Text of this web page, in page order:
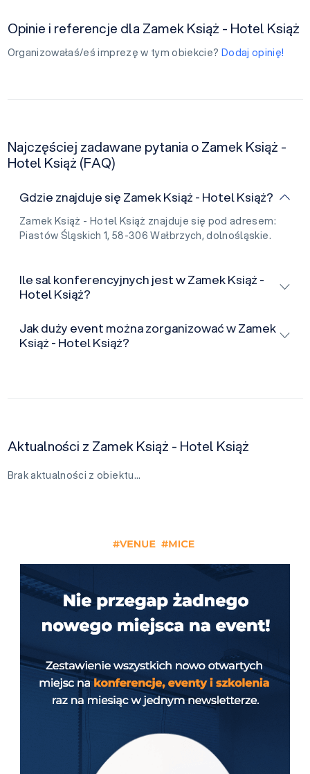
Opinie i referencje dla Zamek Książ - Hotel Książ
Organizowałaś/eś imprezę w tym obiekcie? Dodaj opinię!
Najczęściej zadawane pytania o Zamek Książ -
Hotel Książ (FAQ)
Gdzie znajduje się Zamek Książ - Hotel Książ?
Zamek Książ - Hotel Książ znajduje się pod adresem:
Piastów Śląskich 1, 58-306 Wałbrzych, dolnośląskie.
Ile sal konferencyjnych jest w Zamek Książ -
Hotel Książ?
Jak duży event można zorganizować w Zamek
Książ - Hotel Książ?
Aktualności z Zamek Książ - Hotel Książ
Brak aktualności z obiektu…